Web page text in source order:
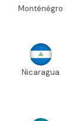
Monténégro
Nicaragua